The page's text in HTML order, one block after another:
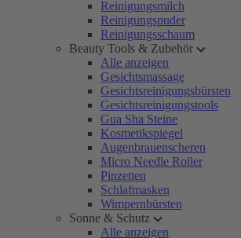
Reinigungsmilch
Reinigungspuder
Reinigungsschaum
Beauty Tools & Zubehör
Alle anzeigen
Gesichtsmassage
Gesichtsreinigungsbürsten
Gesichtsreinigungstools
Gua Sha Steine
Kosmetikspiegel
Augenbrauenscheren
Micro Needle Roller
Pinzetten
Schlafmasken
Wimpernbürsten
Sonne & Schutz
Alle anzeigen